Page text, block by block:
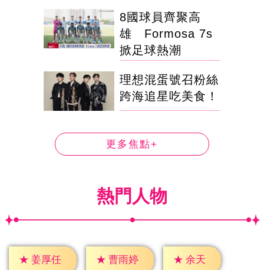
8國球員齊聚高
雄 Formosa 7s
掀足球熱潮
理想混蛋號召粉絲
跨海追星吃美食！
更多焦點+
熱門人物
★ 姜厚任 ★ 曹雨婷 ★ 余天